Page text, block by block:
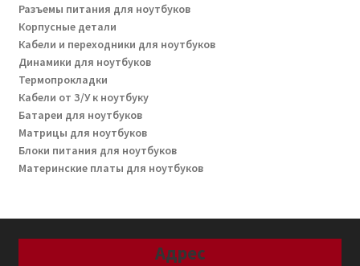
Разъемы питания для ноутбуков
Корпусные детали
Кабели и переходники для ноутбуков
Динамики для ноутбуков
Термопрокладки
Кабели от З/У к ноутбуку
Батареи для ноутбуков
Матрицы для ноутбуков
Блоки питания для ноутбуков
Материнские платы для ноутбуков
Адрес